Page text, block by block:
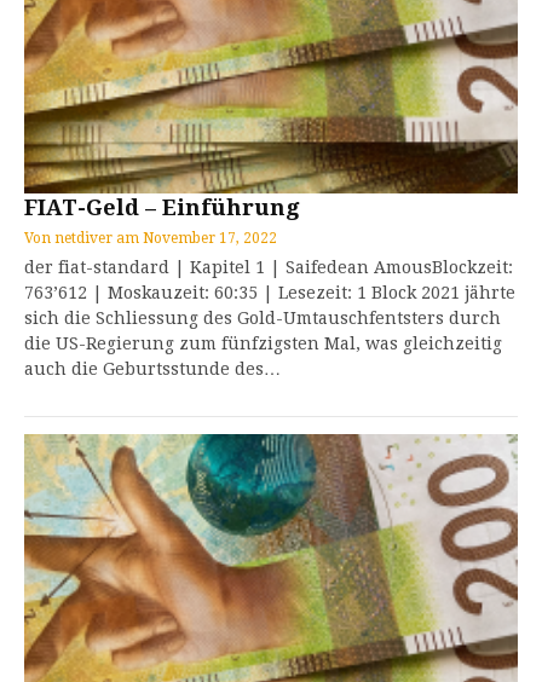
FIAT-Geld – Einführung
Von netdiver am November 17, 2022
der fiat-standard | Kapitel 1 | Saifedean AmousBlockzeit:
763’612 | Moskauzeit: 60:35 | Lesezeit: 1 Block 2021 jährte
sich die Schliessung des Gold-Umtauschfentsters durch
die US-Regierung zum fünfzigsten Mal, was gleichzeitig
auch die Geburtsstunde des…